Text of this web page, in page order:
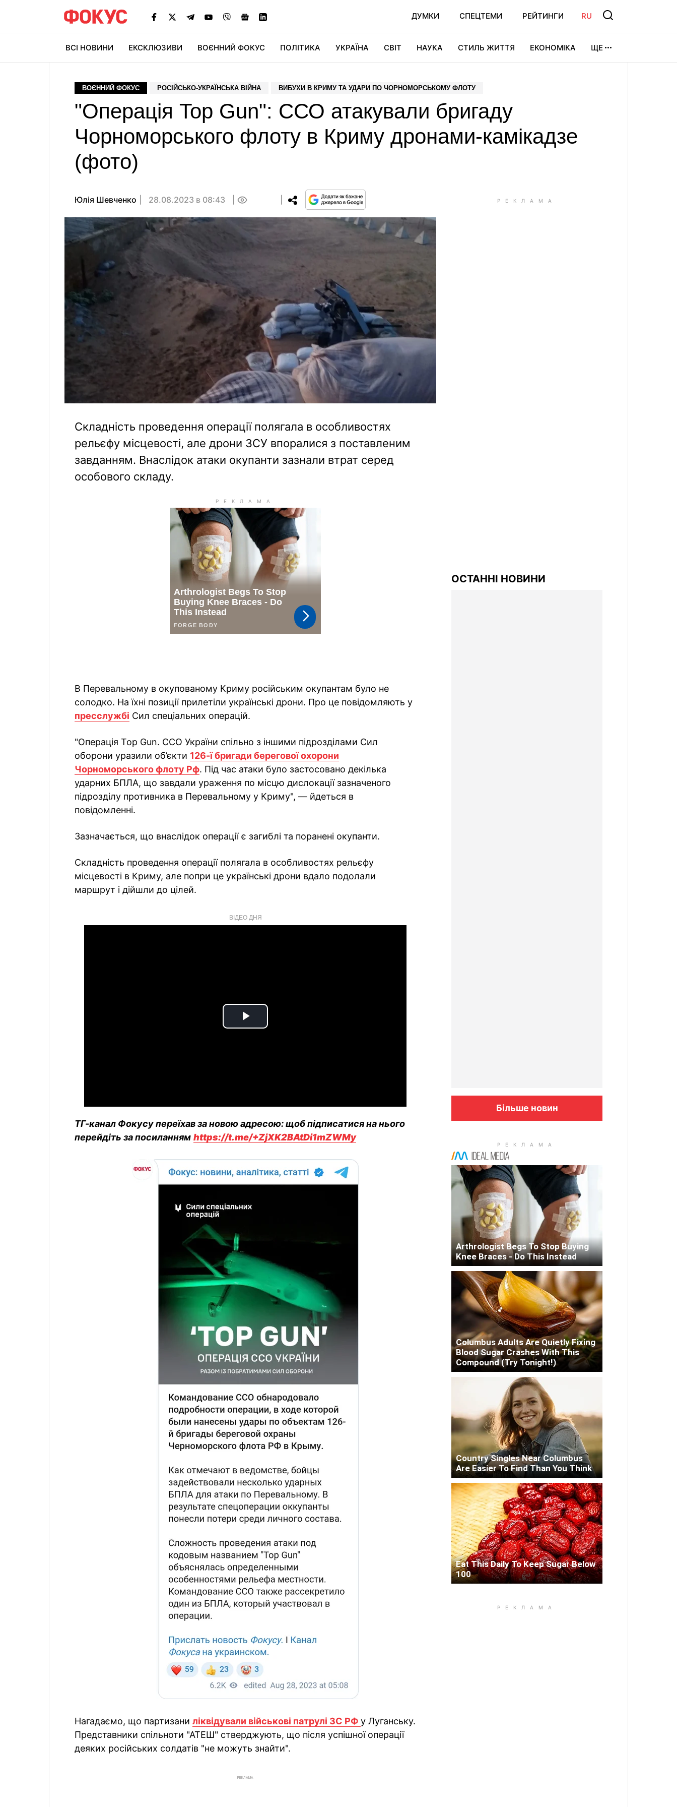
ДУМКИ СПЕЦТЕМИ РЕЙТИНГИ RU
ВСІ НОВИНИ ЕКСКЛЮЗИВИ ВОЄННИЙ ФОКУС ПОЛІТИКА УКРАЇНА СВІТ НАУКА СТИЛЬ ЖИТТЯ ЕКОНОМІКА ЩЕ
ВОЄННИЙ ФОКУС РОСІЙСЬКО-УКРАЇНСЬКА ВІЙНА ВИБУХИ В КРИМУ ТА УДАРИ ПО ЧОРНОМОРСЬКОМУ ФЛОТУ
"Операція Top Gun": ССО атакували бригаду
Чорноморського флоту в Криму дронами-камікадзе
(фото)
Юлія Шевченко 28.08.2023 в 08:43
Складність проведення операції полягала в особливостях
рельєфу місцевості, але дрони ЗСУ впоралися з поставленим
завданням. Внаслідок атаки окупанти зазнали втрат серед
особового складу.
В Перевальному в окупованому Криму російським окупантам було не
солодко. На їхні позиції прилетіли українські дрони. Про це повідомляють у
пресслужбі Сил спеціальних операцій.
"Операція Top Gun. ССО України спільно з іншими підрозділами Сил
оборони уразили об’єкти 126-ї бригади берегової охорони
Чорноморського флоту Рф. Під час атаки було застосовано декілька
ударних БПЛА, що завдали ураження по місцю дислокації зазначеного
підрозділу противника в Перевальному у Криму", — йдеться в
повідомленні.
Зазначається, що внаслідок операції є загиблі та поранені окупанти.
Складність проведення операції полягала в особливостях рельєфу
місцевості в Криму, але попри це українські дрони вдало подолали
маршрут і дійшли до цілей.
ВІДЕО ДНЯ
Play
ТГ-канал Фокусу переїхав за новою адресою: щоб підписатися на нього
перейдіть за посиланням https://t.me/+ZjXK2BAtDi1mZWMy
Нагадаємо, що партизани ліквідували військові патрулі ЗС РФ у Луганську.
Представники спільноти "АТЕШ" стверджують, що після успішної операції
деяких російських солдатів "не можуть знайти".
РЕКЛАМА
ОСТАННІ НОВИНИ
Більше новин
Arthrologist Begs To Stop Buying
Knee Braces - Do This Instead
Columbus Adults Are Quietly Fixing
Blood Sugar Crashes With This
Compound (Try Tonight!)
Country Singles Near Columbus
Are Easier To Find Than You Think
Eat This Daily To Keep Sugar Below
100